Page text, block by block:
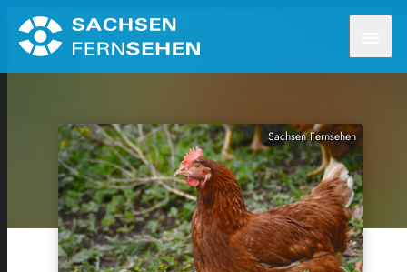
Sachsen Fernsehen